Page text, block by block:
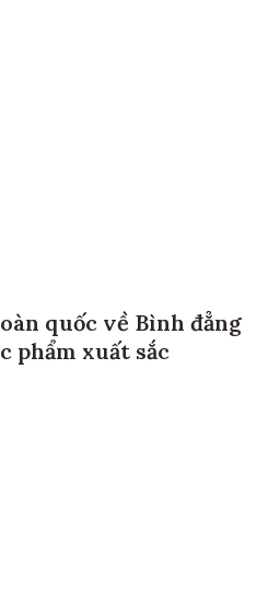
quốc về Bình đẳng
phẩm xuất sắc